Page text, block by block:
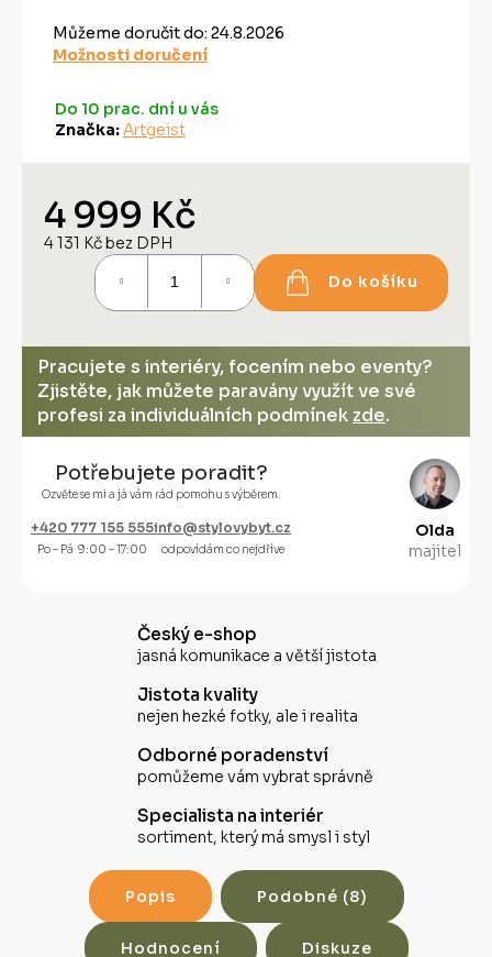
Můžeme doručit do: 24.8.2026
Možnosti doručení
Do 10 prac. dní u vás
Značka: Artgeist
4 999 Kč
4 131 Kč bez DPH
Do košíku
Pracujete s interiéry, focením nebo eventy?
Zjistěte, jak můžete paravány využít ve své
profesi za individuálních podmínek zde.
Potřebujete poradit?
Ozvěte se mi a já vám rád pomohu s výběrem.
+420 777 155 555
Po – Pá 9:00 – 17:00
info@stylovybyt.cz
odpovídám co nejdříve
Olda
majitel
Český e-shop
jasná komunikace a větší jistota
Jistota kvality
nejen hezké fotky, ale i realita
Odborné poradenství
pomůžeme vám vybrat správně
Specialista na interiér
sortiment, který má smysl i styl
Popis Podobné (8)
Hodnocení Diskuze